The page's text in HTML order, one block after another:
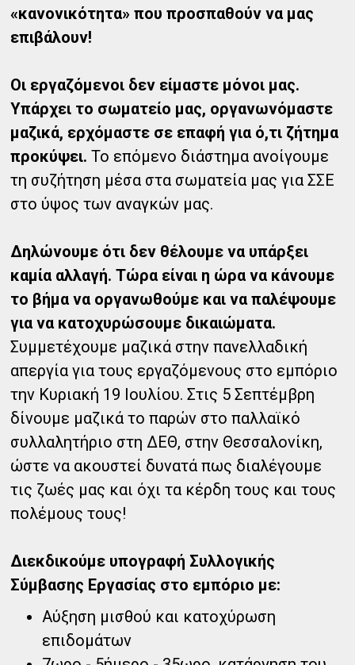
«κανονικότητα» που προσπαθούν να μας
επιβάλουν!
Οι εργαζόμενοι δεν είμαστε μόνοι μας.
Υπάρχει το σωματείο μας, οργανωνόμαστε
μαζικά, ερχόμαστε σε επαφή για ό,τι ζήτημα
προκύψει. Το επόμενο διάστημα ανοίγουμε
τη συζήτηση μέσα στα σωματεία μας για ΣΣΕ
στο ύψος των αναγκών μας.
Δηλώνουμε ότι δεν θέλουμε να υπάρξει
καμία αλλαγή. Τώρα είναι η ώρα να κάνουμε
το βήμα να οργανωθούμε και να παλέψουμε
για να κατοχυρώσουμε δικαιώματα.
Συμμετέχουμε μαζικά στην πανελλαδική
απεργία για τους εργαζόμενους στο εμπόριο
την Κυριακή 19 Ιουλίου. Στις 5 Σεπτέμβρη
δίνουμε μαζικά το παρών στο παλλαϊκό
συλλαλητήριο στη ΔΕΘ, στην Θεσσαλονίκη,
ώστε να ακουστεί δυνατά πως διαλέγουμε
τις ζωές μας και όχι τα κέρδη τους και τους
πολέμους τους!
Διεκδικούμε υπογραφή Συλλογικής
Σύμβασης Εργασίας στο εμπόριο με:
Αύξηση μισθού και κατοχύρωση
επιδομάτων